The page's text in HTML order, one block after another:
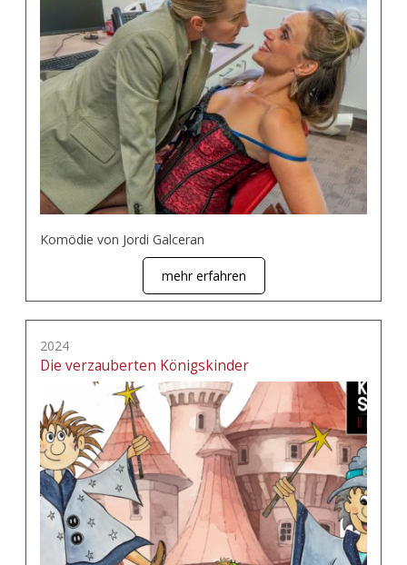
Komödie von Jordi Galceran
mehr erfahren
2024
Die verzauberten Königskinder